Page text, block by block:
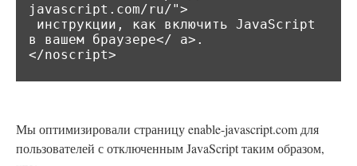
javascript.com/ru/">
в вашем браузере</ a>.
</noscript>
Мы оптимизировали страницу enable-javascript.com для
пользователей с отключенным JavaScript таким образом,